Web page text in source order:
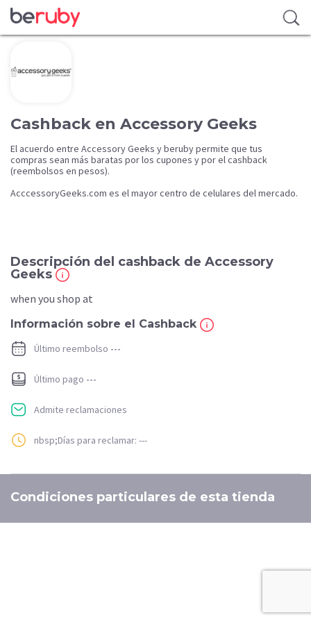
Cashback en Accessory Geeks
El acuerdo entre Accessory Geeks y beruby permite que tus
compras sean más baratas por los cupones y por el cashback
(reembolsos en pesos).
AcccessoryGeeks.com es el mayor centro de celulares del mercado.
Descripción del cashback de Accessory
Geeks
when you shop at
Información sobre el Cashback
Último reembolso ---
Último pago ---
Admite reclamaciones
nbsp;Días para reclamar: ---
Condiciones particulares de esta tienda